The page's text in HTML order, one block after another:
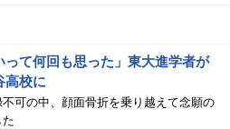
って何回も思った」東大進学者が
高校に
可の中、顔面骨折を乗り越えて念願の